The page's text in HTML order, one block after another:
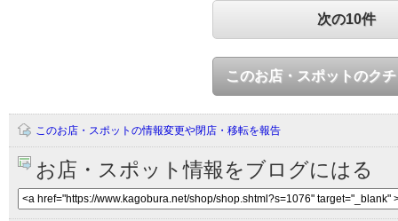
次の10件
このお店・スポットのク
このお店・スポットの情報変更や閉店・移転を報告
お店・スポット情報をブログにはる